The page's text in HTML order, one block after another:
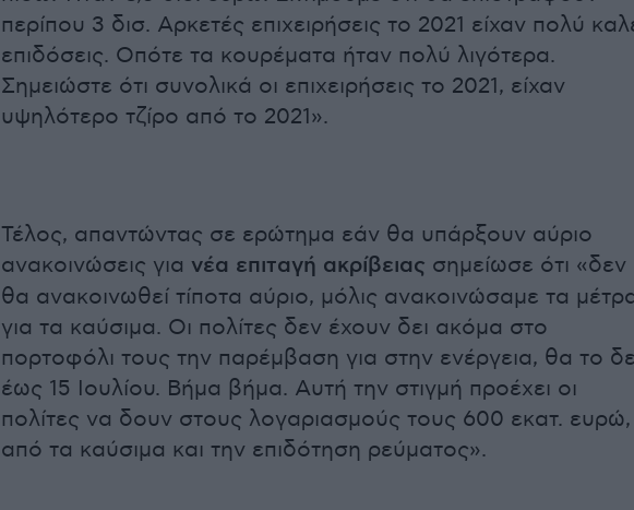
περίπου 3 δισ. Αρκετές επιχειρήσεις το 2021 είχαν πολύ
επιδόσεις. Οπότε τα κουρέματα ήταν πολύ λιγότερα.
Σημειώστε ότι συνολικά οι επιχειρήσεις το 2021, είχαν
υψηλότερο τζίρο από το 2021».
Τέλος, απαντώντας σε ερώτημα εάν θα υπάρξουν αύριο
ανακοινώσεις για νέα επιταγή ακρίβειας σημείωσε ότι «δεν
θα ανακοινωθεί τίποτα αύριο, μόλις ανακοινώσαμε τα
για τα καύσιμα. Οι πολίτες δεν έχουν δει ακόμα στο
πορτοφόλι τους την παρέμβαση για στην ενέργεια, θα το
έως 15 Ιουλίου. Βήμα βήμα. Αυτή την στιγμή προέχει οι
πολίτες να δουν στους λογαριασμούς τους 600 εκατ. ευρώ,
από τα καύσιμα και την επιδότηση ρεύματος».